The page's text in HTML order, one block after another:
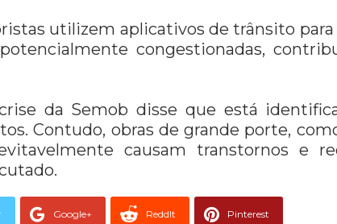
utilizem aplicativos de trânsito
congestionadas,
da Semob disse que está
Contudo, obras de grande porte,
causam transtornos e
Google+ ReddIt Pinterest